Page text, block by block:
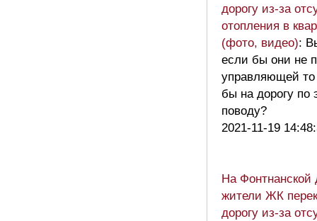
дорогу из-за
отопления в
(фото, видео):
если бы они не
управляющей
бы на дорогу по
поводу?
2021-11-19
На Фонтнанской
жители ЖК
дорогу из-за